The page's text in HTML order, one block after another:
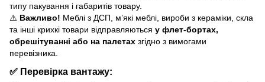
типу пакування і габаритів товару.
⚠️ Важливо! Меблі з ДСП, м’які меблі, вироби з кераміки, скла
та інші крихкі товари відправляються у флет-бортах,
обрешітуванні або на палетах згідно з вимогами
перевізника.
✅ Перевірка вантажу: